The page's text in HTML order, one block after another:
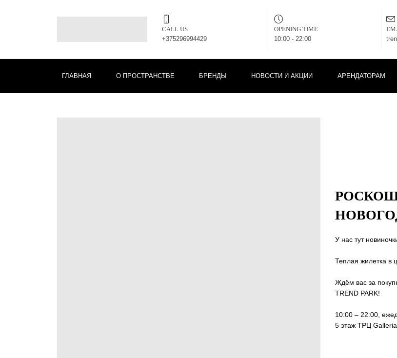
CALL US
+375296994429
OPENING TIME
10:00 - 22:00
ГЛАВНАЯ О ПРОСТРАНСТВЕ БРЕНДЫ НОВОСТИ И АКЦИИ АРЕНДАТОРАМ
У нас тут
Теплая жилетка в
Ждём вас за
TREND PARK!
10:00 – 22:00,
5 этаж ТРЦ